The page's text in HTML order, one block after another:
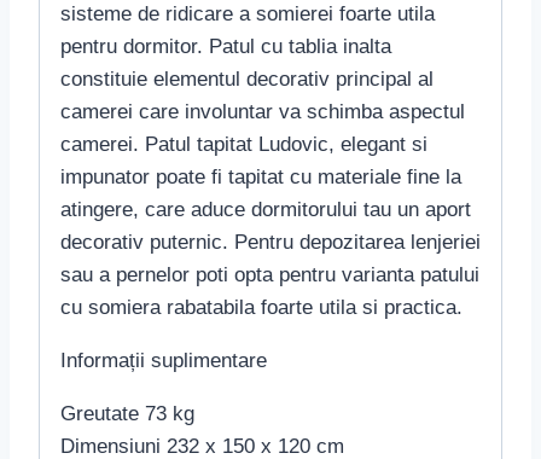
sisteme de ridicare a somierei foarte utila
pentru dormitor. Patul cu tablia inalta
constituie elementul decorativ principal al
camerei care involuntar va schimba aspectul
camerei. Patul tapitat Ludovic, elegant si
impunator poate fi tapitat cu materiale fine la
atingere, care aduce dormitorului tau un aport
decorativ puternic. Pentru depozitarea lenjeriei
sau a pernelor poti opta pentru varianta patului
cu somiera rabatabila foarte utila si practica.
Informații suplimentare
Greutate 73 kg
Dimensiuni 232 x 150 x 120 cm